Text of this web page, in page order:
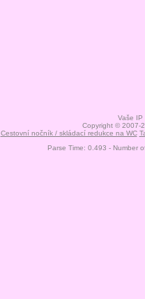
Vaše
Copyright © 2007-
Cestovní nočník / skládací redukce na WC
Parse Time: 0.493 - Number